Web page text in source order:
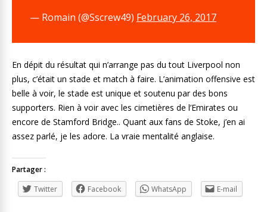
— Romain (@Sscrew49) February 26, 2017
En dépit du résultat qui n’arrange pas du tout Liverpool non
plus, c’était un stade et match à faire. L’animation offensive est
belle à voir, le stade est unique et soutenu par des bons
supporters. Rien à voir avec les cimetières de l’Emirates ou
encore de Stamford Bridge.. Quant aux fans de Stoke, j’en ai
assez parlé, je les adore. La vraie mentalité anglaise.
Partager :
Twitter
Facebook WhatsApp E-mail